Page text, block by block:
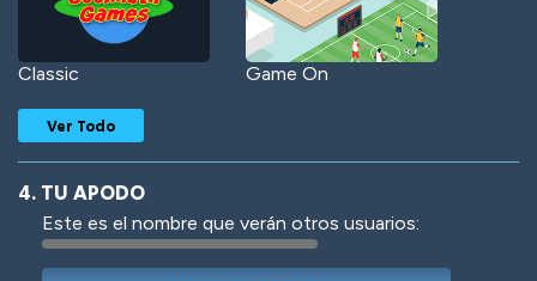
Classic Game On
Woof Jungle Cats
Ver Todo
4. TU APODO
Este es el nombre que verán otros usuarios: